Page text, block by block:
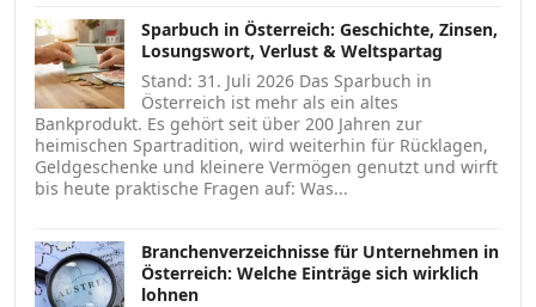
Sparbuch in Österreich: Geschichte, Zinsen,
Losungswort, Verlust & Weltspartag
Stand: 31. Juli 2026 Das Sparbuch in
Österreich ist mehr als ein altes
Bankprodukt. Es gehört seit über 200 Jahren zur
heimischen Spartradition, wird weiterhin für Rücklagen,
Geldgeschenke und kleinere Vermögen genutzt und wirft
bis heute praktische Fragen auf: Was...
Branchenverzeichnisse für Unternehmen in
Österreich: Welche Einträge sich wirklich
lohnen